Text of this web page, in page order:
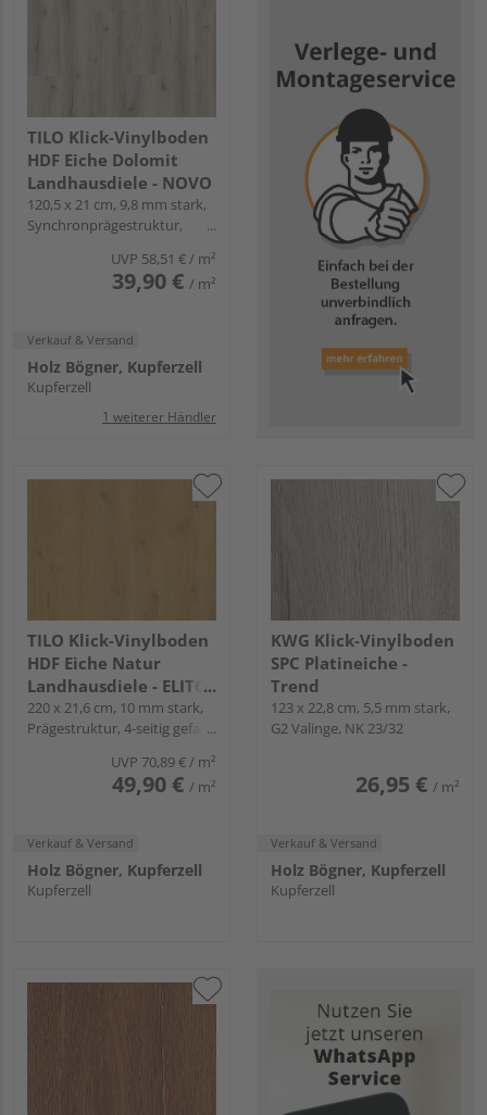
TILO Klick-Vinylboden
HDF Eiche Dolomit
Landhausdiele - NOVO
120,5 x 21 cm, 9,8 mm stark,
Synchronprägestruktur,
UVP 58,51 €/ m²
39,90 € / m²
Verkauf & Versand
Holz Bögner, Kupferzell
Kupferzell
1 weiterer Händler
TILO Klick-Vinylboden
HDF Eiche Natur
Landhausdiele - ELITO
TREND
220 x 21,6 cm, 10 mm stark,
Prägestruktur, 4-seitig gefast,
UVP 70,89 €/ m²
49,90 € / m²
Verkauf & Versand
Holz Bögner, Kupferzell
Kupferzell
KWG Klick-Vinylboden
SPC Platineiche -
Trend
123 x 22,8 cm, 5,5 mm stark,
G2 Valinge, NK 23/32
26,95 € / m²
Verkauf & Versand
Holz Bögner, Kupferzell
Kupferzell